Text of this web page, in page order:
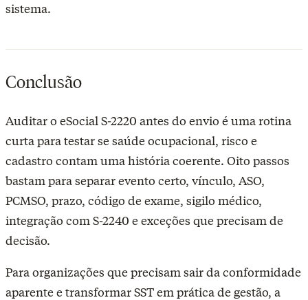
sistema.
Conclusão
Auditar o eSocial S-2220 antes do envio é uma rotina
curta para testar se saúde ocupacional, risco e
cadastro contam uma história coerente. Oito passos
bastam para separar evento certo, vínculo, ASO,
PCMSO, prazo, código de exame, sigilo médico,
integração com S-2240 e exceções que precisam de
decisão.
Para organizações que precisam sair da conformidade
aparente e transformar SST em prática de gestão, a